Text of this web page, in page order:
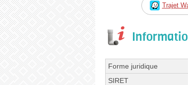
Trajet
Forme juridique
SIRET